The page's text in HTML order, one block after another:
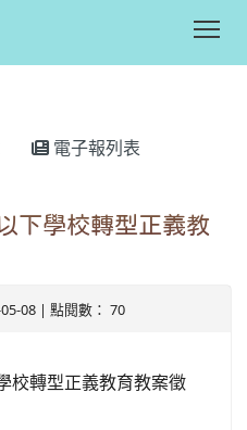
電子報列表
下學校轉型正義教
08 | 點閱數： 70
校轉型正義教育教案徵